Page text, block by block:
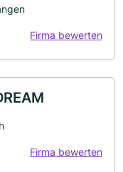
Firma bewerten
Firma bewerten